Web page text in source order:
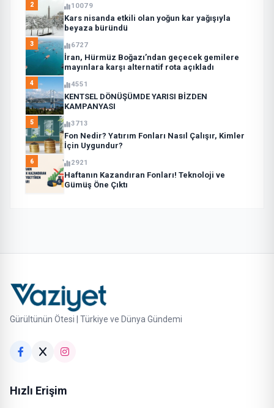
2 10079
Kars nisanda etkili olan yoğun kar yağışıyla
beyaza büründü
3 6727
İran, Hürmüz Boğazı’ndan geçecek gemilere
mayınlara karşı alternatif rota açıkladı
4 4551
KENTSEL DÖNÜŞÜMDE YARISI BİZDEN
KAMPANYASI
5 3713
Fon Nedir? Yatırım Fonları Nasıl Çalışır, Kimler
İçin Uygundur?
6 2921
Haftanın Kazandıran Fonları! Teknoloji ve
Gümüş Öne Çıktı
Gürültünün Ötesi | Türkiye ve Dünya Gündemi
Hızlı Erişim